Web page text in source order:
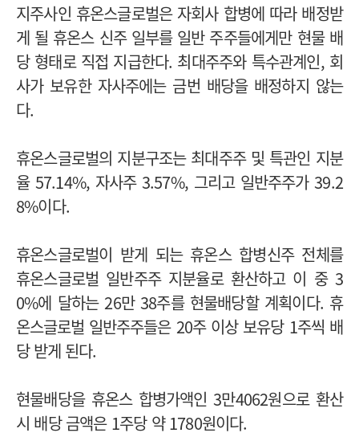
지주사인 휴온스글로벌은 자회사 합병에 따라 배정받
게 될 휴온스 신주 일부를 일반 주주들에게만 현물 배
당 형태로 직접 지급한다. 최대주주와 특수관계인, 회
사가 보유한 자사주에는 금번 배당을 배정하지 않는
다.
휴온스글로벌의 지분구조는 최대주주 및 특관인 지분
율 57.14%, 자사주 3.57%, 그리고 일반주주가 39.2
8%이다.
휴온스글로벌이 받게 되는 휴온스 합병신주 전체를
휴온스글로벌 일반주주 지분율로 환산하고 이 중 3
0%에 달하는 26만 38주를 현물배당할 계획이다. 휴
온스글로벌 일반주주들은 20주 이상 보유당 1주씩 배
당 받게 된다.
현물배당을 휴온스 합병가액인 3만4062원으로 환산
시 배당 금액은 1주당 약 1780원이다.